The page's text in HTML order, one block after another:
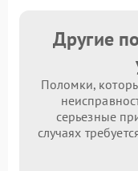
Другие
Поломки,
серьезные
случаях